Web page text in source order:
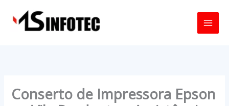
para
Conserto de Impressora Epson